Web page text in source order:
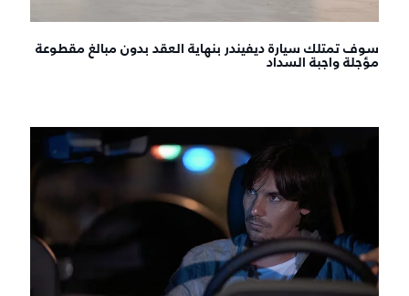
سوف تمتلك سيارة ديفيندر بنهاية العقد بدون مبالغ مقطوعة
مؤجلة واجبة السداد